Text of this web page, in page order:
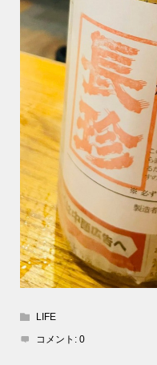
LIFE
コメント: 0